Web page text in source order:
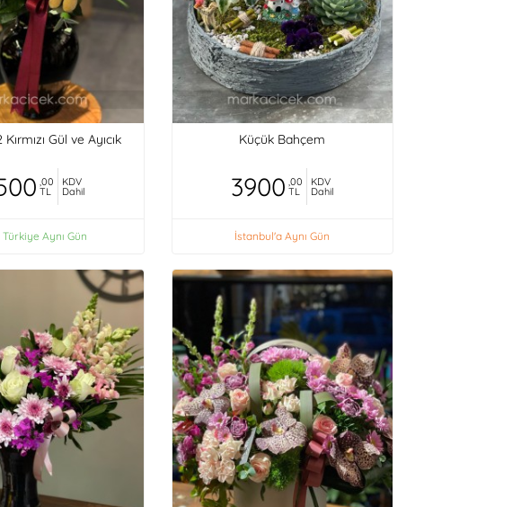
Gül ve Ayıcık
,00
TL
KDV
Dahil
Türkiye Aynı Gün
Küçük Bahçem
3900 ,00
TL
KDV
Dahil
İstanbul'a Aynı Gün